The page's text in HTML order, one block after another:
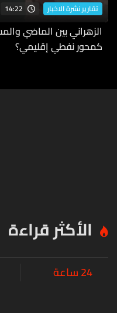
تقارير نشرة الاخبار 14:22
الزهراني بين الماضي
كمحور نفطي إقليمي؟
الأكثر قراءة
24 ساعة